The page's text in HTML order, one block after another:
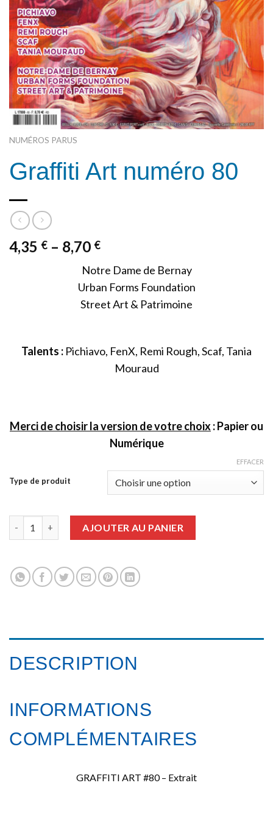
NUMÉROS PARUS
Graffiti Art numéro 80
4,35 € – 8,70 €
Notre Dame de Bernay
Urban Forms Foundation
Street Art & Patrimoine
Talents : Pichiavo, FenX, Remi Rough, Scaf, Tania
Mouraud
Merci de choisir la version de votre choix: Papier ou
Numérique
Type de produit
EFFACER
AJOUTER AU PANIER
DESCRIPTION
INFORMATIONS
COMPLÉMENTAIRES
GRAFFITI ART #80 – Extrait